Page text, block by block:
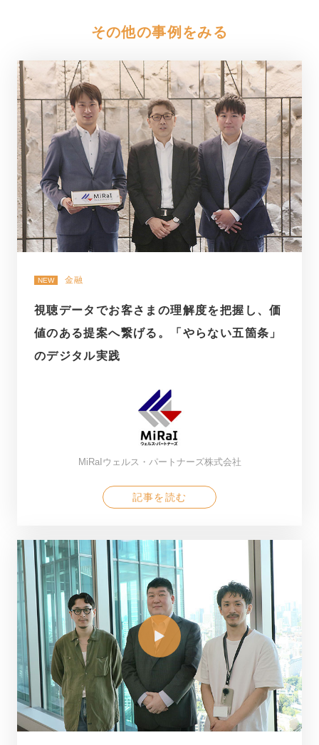
その他の事例をみる
NEW 金融
視聴データでお客さまの理解度を把握し、価
値のある提案へ繋げる。「やらない五箇条」
のデジタル実践
MiRaIウェルス・パートナーズ株式会社
記事を読む